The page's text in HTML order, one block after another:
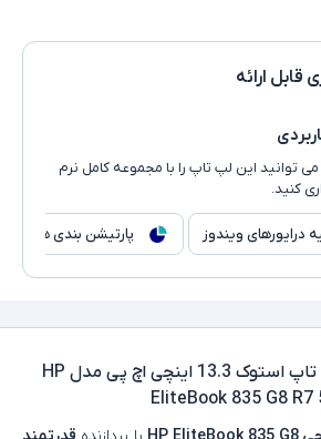
قابل ارائه
توانید این لپ تاپ را با مجموعه کامل نرم
کنید.
درایورهای ویندوز پارتیشن بندی هارد
لپ تاپ استوک 13.3 اینچی اچ پی مدل HP
EliteBook 835 G8 R7